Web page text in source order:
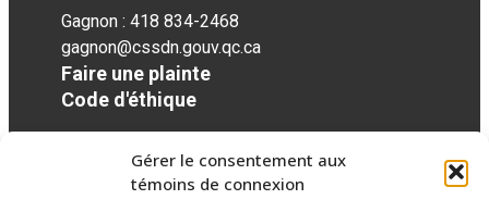
Gérer le consentement aux
témoins de connexion
Gagnon : 418 834-2468
gagnon@cssdn.gouv.qc.ca
Faire une plainte
Code d'éthique
Réseaux sociaux